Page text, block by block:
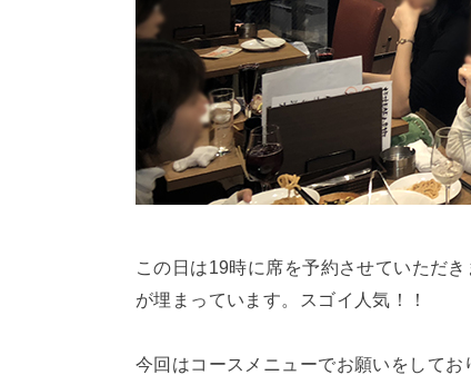
この日は19時に席を予約させていただ
が埋まっています。スゴイ人気！！
今回はコースメニューでお願いをしてお